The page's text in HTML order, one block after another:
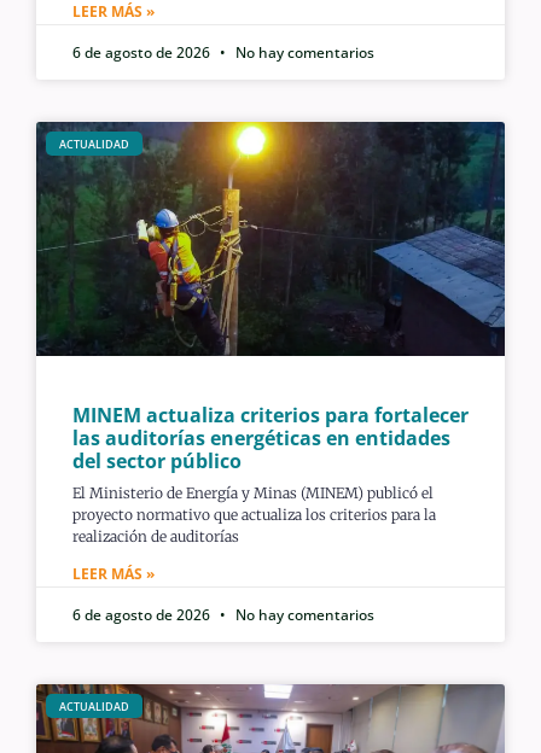
LEER MÁS »
6 de agosto de 2026
No hay comentarios
ACTUALIDAD
MINEM actualiza criterios para fortalecer
las auditorías energéticas en entidades
del sector público
El Ministerio de Energía y Minas (MINEM) publicó el
proyecto normativo que actualiza los criterios para la
realización de auditorías
LEER MÁS »
6 de agosto de 2026
No hay comentarios
ACTUALIDAD